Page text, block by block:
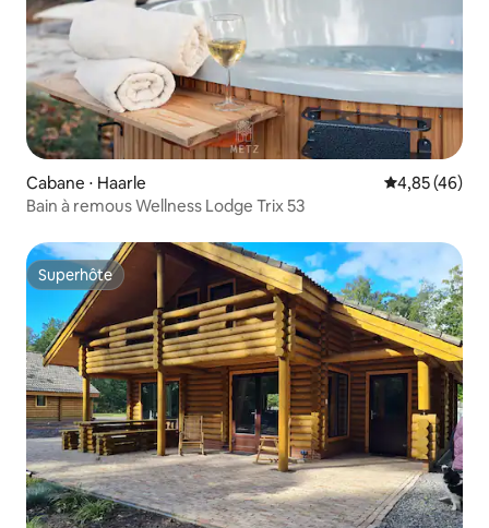
Cabane ⋅ Haarle Évaluation
4,85 (46)
Bain à remous Wellness Lodge Trix 53
Superhôte
Superhôte